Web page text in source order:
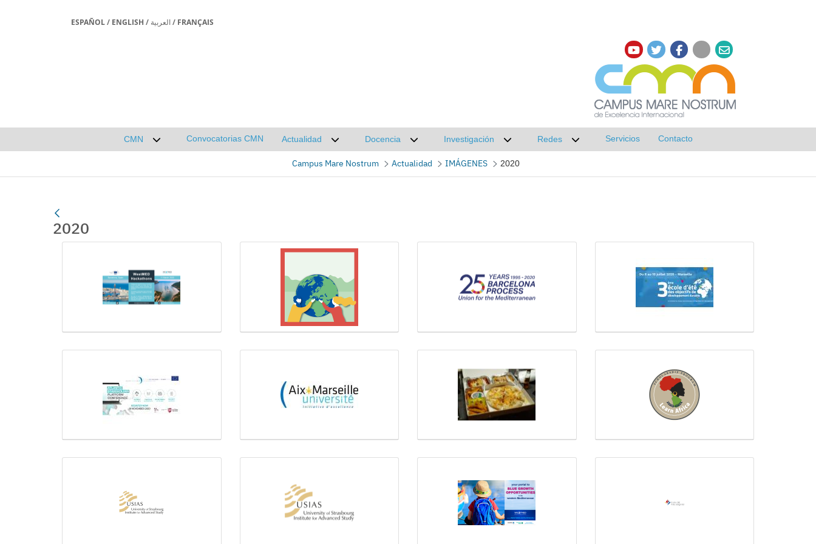
ESPAÑOL/ ENGLISH / العربية/ FRANÇAIS
CMN
Desplegar submenú de CMN
Convocatorias CMN
Actualidad
Desplegar submenú de Actualidad
Docencia
Desplegar submenú de Docencia
Investigación
Desplegar submenú de Investigación
Redes
Desplegar submenú de Redes
Servicios Contacto
Campus Mare Nostrum Actualidad IMÁGENES 2020
2020